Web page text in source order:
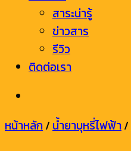
สาระน่ารู้
ข่าวสาร
รีวิว
ติดต่อเรา
หน้าหลัก/น้ำยาบุหรี่ไฟฟ้า/